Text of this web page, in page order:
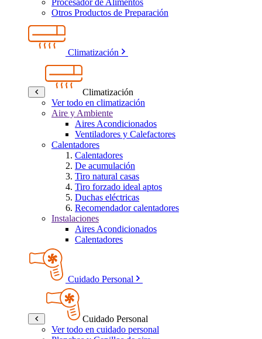
Procesador de Alimentos
Otros Productos de Preparación
Climatización
Climatización
Ver todo en climatización
Aire y Ambiente
Aires Acondicionados
Ventiladores y Calefactores
Calentadores
Calentadores
De acumulación
Tiro natural casas
Tiro forzado ideal aptos
Duchas eléctricas
Recomendador calentadores
Instalaciones
Aires Acondicionados
Calentadores
Cuidado Personal
Cuidado Personal
Ver todo en cuidado personal